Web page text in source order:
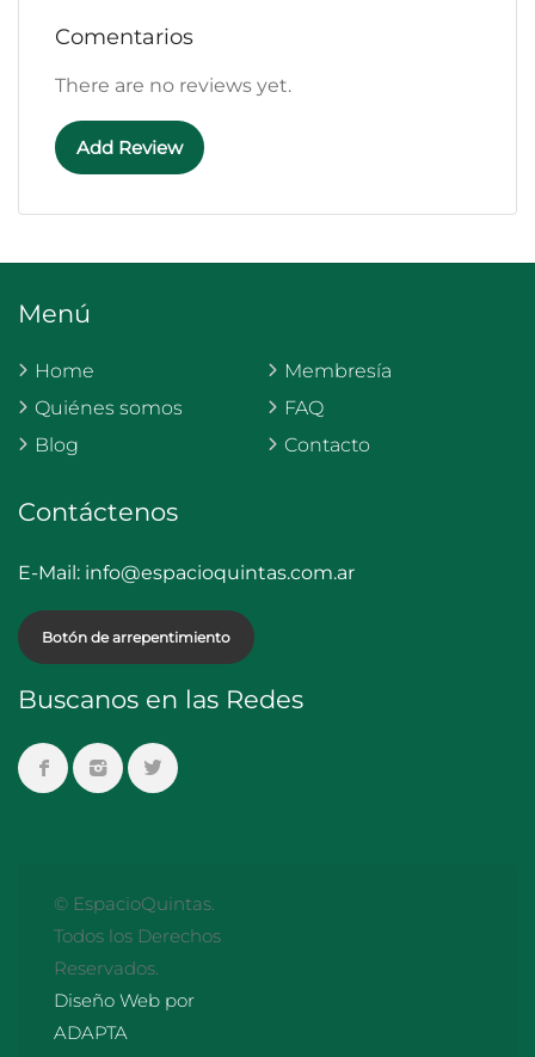
Comentarios
There are no reviews yet.
Add Review
Menú
Home
Quiénes somos
Blog
Membresía
FAQ
Contacto
Contáctenos
E-Mail: info@espacioquintas.com.ar
Botón de arrepentimiento
Buscanos en las Redes
© EspacioQuintas.
Todos los Derechos
Reservados.
Diseño Web por
ADAPTA